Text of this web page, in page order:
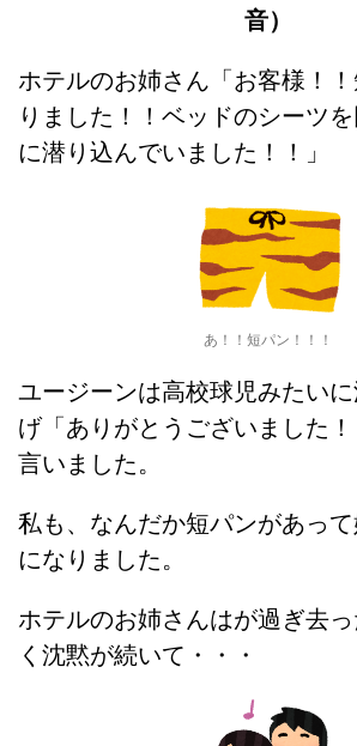
音）
ホテルのお姉さん「お客様！
りました！！ベッドのシーツ
に潜り込んでいました！！」
あ！！短パン！！！
ユージーンは高校球児みたい
げ「ありがとうございました
言いました。
私も、なんだか短パンがあっ
になりました。
ホテルのお姉さんはが過ぎ去
く沈黙が続いて・・・